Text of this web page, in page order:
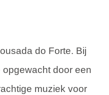
do Forte. Bij
door een
muziek voor